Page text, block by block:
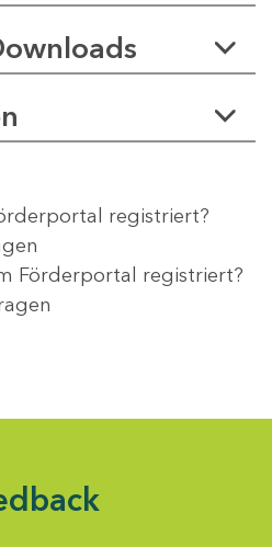
registriert?
Förderportal registriert?